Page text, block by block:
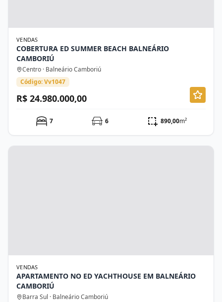
VENDAS
COBERTURA ED SUMMER BEACH BALNEÁRIO
CAMBORIÚ
Centro · Balneário Camboriú
Código: Vv1047
R$ 24.980.000,00
7 6 890,00m²
VENDAS
APARTAMENTO NO ED YACHTHOUSE EM BALNEÁRIO
CAMBORIÚ
Barra Sul · Balneário Camboriú